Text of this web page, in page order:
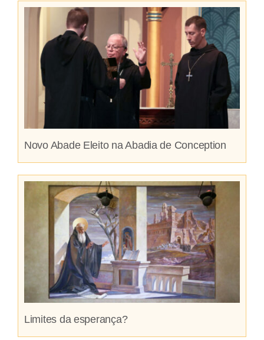
Novo Abade Eleito na Abadia de Conception
Limites da esperança?